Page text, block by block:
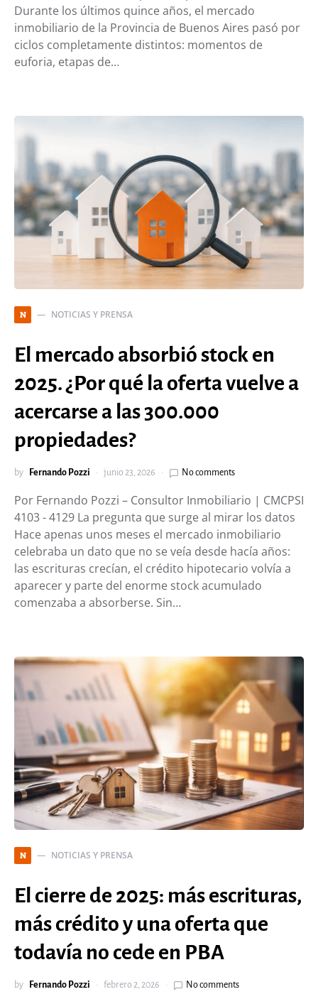
Durante los últimos quince años, el mercado
inmobiliario de la Provincia de Buenos Aires pasó por
ciclos completamente distintos: momentos de
euforia, etapas de…
N NOTICIAS Y PRENSA
El mercado absorbió stock en
2025. ¿Por qué la oferta vuelve a
acercarse a las 300.000
propiedades?
by Fernando Pozzi junio 23, 2026 No comments
Por Fernando Pozzi – Consultor Inmobiliario | CMCPSI
4103 - 4129 La pregunta que surge al mirar los datos
Hace apenas unos meses el mercado inmobiliario
celebraba un dato que no se veía desde hacía años:
las escrituras crecían, el crédito hipotecario volvía a
aparecer y parte del enorme stock acumulado
comenzaba a absorberse. Sin…
N NOTICIAS Y PRENSA
El cierre de 2025: más escrituras,
más crédito y una oferta que
todavía no cede en PBA
by Fernando Pozzi febrero 2, 2026 No comments